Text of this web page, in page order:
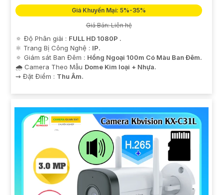
Giá Khuyến Mại: 5%-35%
Giá Bán: Liên hệ
🔅 Độ Phân giải : FULL HD 1080P .
⚛️ Trang Bị Công Nghệ : IP.
🔅 Giám sát Ban Đêm : Hồng Ngoại 100m Có Màu Ban Ðêm.
🌧️ Camera Theo Mẫu Dome Kim loại + Nhựa.
️⇝ Đặt Điểm : Thu Âm.